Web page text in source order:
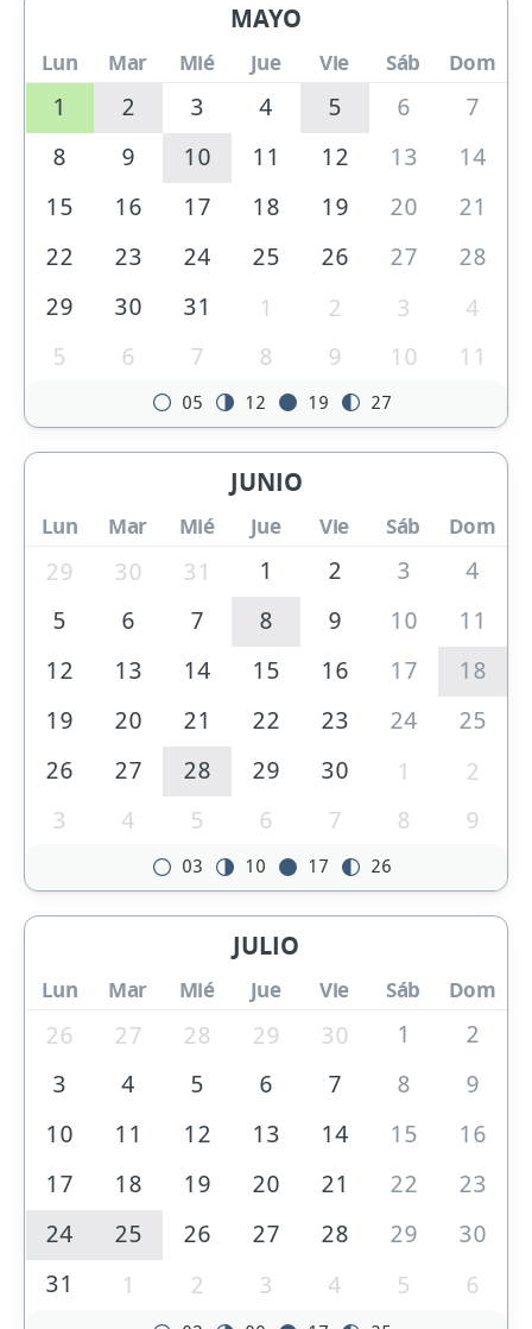
MAYO
Lun Mar Mié Jue Vie Sáb Dom
1 2 3 4 5 6
7
8
9 10 11 12 13
14
15
16 17 18 19 20
21
22
23 24 25 26 27
28
29
30 31 1 2 3
4
5
6 7 8 9 10 11
05 12 19 27
JUNIO
Lun Mar Mié Jue Vie Sáb Dom
29 30 31 1 2 3
4
5
6 7 8 9 10
11
12
13 14 15 16 17
18
19
20 21 22 23 24
25
26
27 28 29 30 1
2
3
4 5 6 7 8 9
03 10 17 26
JULIO
Lun Mar Mié Jue Vie Sáb Dom
26 27 28 29 30 1
2
3
4 5 6 7 8
9
10
11 12 13 14 15
16
17
18 19 20 21 22
23
24
25 26 27 28 29
30
31
1 2 3 4 5 6